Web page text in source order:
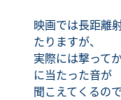
映画では長距離
たりますが、
実際には撃って
に当たった音が
聞こえてくるの